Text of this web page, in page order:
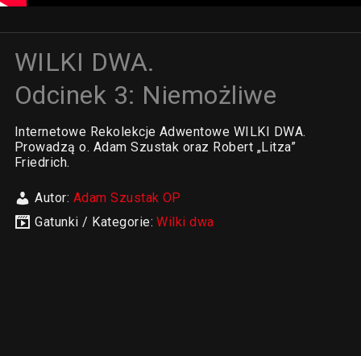
WILKI DWA.
Odcinek 3: Niemożliwe
Internetowe Rekolekcje Adwentowe WILKI DWA.
Prowadzą o. Adam Szustak oraz Robert „Litza”
Friedrich.
Autor: Adam Szustak OP
Gatunki / Kategorie:Wilki dwa